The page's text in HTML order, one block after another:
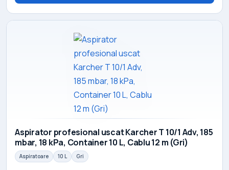
Aspirator profesional uscat Karcher T 10/1 Adv, 185
mbar, 18 kPa, Container 10 L, Cablu 12 m (Gri)
Aspiratoare 10 L Gri